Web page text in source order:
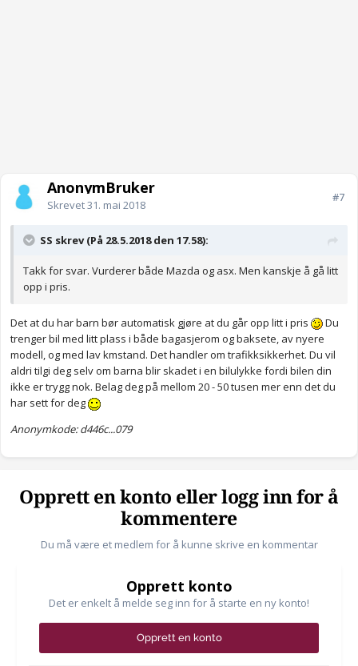
AnonymBruker
Skrevet31. mai 2018
#7
SS skrev (På 28.5.2018 den 17.58):
Takk for svar. Vurderer både Mazda og asx. Men kanskje å gå litt
opp i pris.
Det at du har barn bør automatisk gjøre at du går opp litt i pris
Du
trenger bil med litt plass i både bagasjerom og baksete, av nyere
modell, og med lav kmstand. Det handler om trafikksikkerhet. Du vil
aldri tilgi deg selv om barna blir skadet i en bilulykke fordi bilen din
ikke er trygg nok. Belag deg på mellom 20 - 50 tusen mer enn det du
har sett for deg
Anonymkode: d446c...079
Opprett en konto eller logg inn for å
kommentere
Du må være et medlem for å kunne skrive en kommentar
Opprett konto
Det er enkelt å melde seg inn for å starte en ny konto!
Opprett en konto